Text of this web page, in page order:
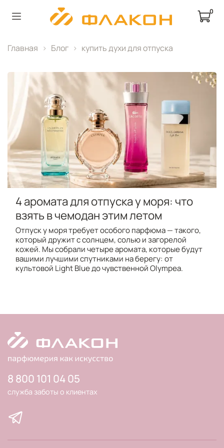
0
Главная Блог купить духи для отпуска
4 аромата для отпуска у моря: что
взять в чемодан этим летом
Отпуск у моря требует особого парфюма — такого,
который дружит с солнцем, солью и загорелой
кожей. Мы собрали четыре аромата, которые будут
вашими лучшими спутниками на берегу: от
культовой Light Blue до чувственной Olympea.
8 800 101 04 05
служба заботы о клиентах